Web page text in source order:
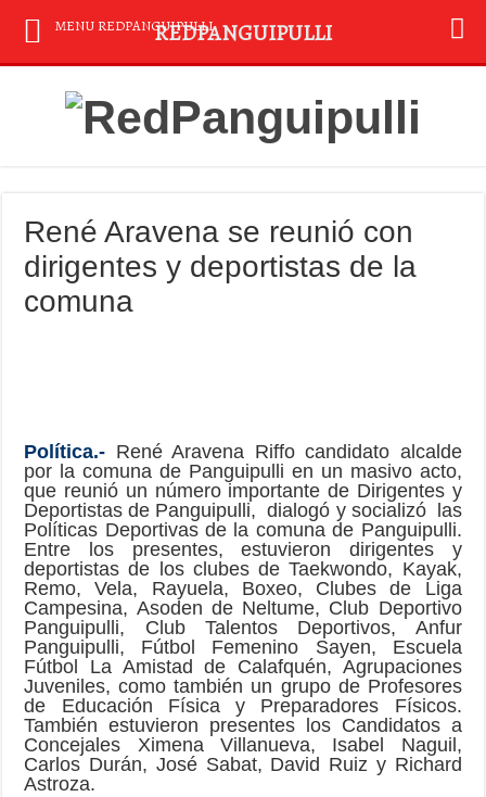
René Aravena se reunió con
dirigentes y deportistas de la
comuna
Política.- René Aravena Riffo candidato alcalde
por la comuna de Panguipulli en un masivo acto,
que reunió un número importante de Dirigentes y
Deportistas de Panguipulli, dialogó y socializó las
Políticas Deportivas de la comuna de Panguipulli.
Entre los presentes, estuvieron dirigentes y
deportistas de los clubes de Taekwondo, Kayak,
Remo, Vela, Rayuela, Boxeo, Clubes de Liga
Campesina, Asoden de Neltume, Club Deportivo
Panguipulli, Club Talentos Deportivos, Anfur
Panguipulli, Fútbol Femenino Sayen, Escuela
Fútbol La Amistad de Calafquén, Agrupaciones
Juveniles, como también un grupo de Profesores
de Educación Física y Preparadores Físicos.
También estuvieron presentes los Candidatos a
Concejales Ximena Villanueva, Isabel Naguil,
Carlos Durán, José Sabat, David Ruiz y Richard
Astroza.
MENU REDPANGUIPULLIREDPANGUIPULLI